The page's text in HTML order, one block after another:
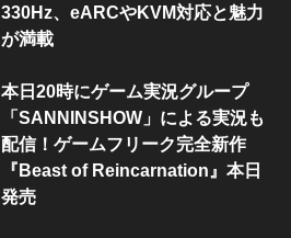
330Hz、eARCやKVM対応と魅力
が満載
本日20時にゲーム実況グループ
「SANNINSHOW」による実況も
配信！ゲームフリーク完全新作
『Beast of Reincarnation』本日
発売